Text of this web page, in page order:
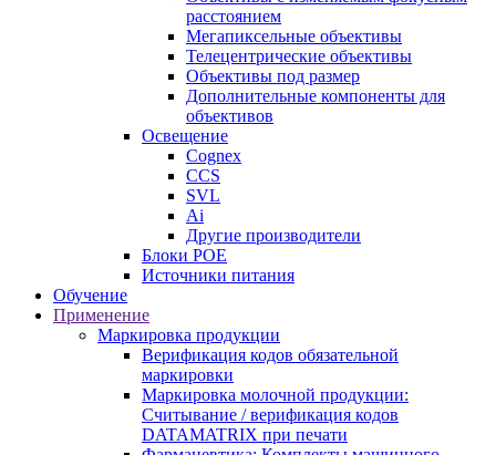
расстоянием
Мегапиксельные объективы
Телецентрические объективы
Объективы под размер
Дополнительные компоненты для
объективов
Освещение
Cognex
CCS
SVL
Ai
Другие производители
Блоки POE
Источники питания
Обучение
Применение
Маркировка продукции
Верификация кодов обязательной
маркировки
Маркировка молочной продукции:
Считывание / верификация кодов
DATAMATRIX при печати